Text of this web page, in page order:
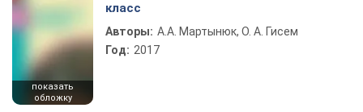
показать
обложку
класс
Авторы: А.А. Мартынюк, О. А. Гисем
Год: 2017